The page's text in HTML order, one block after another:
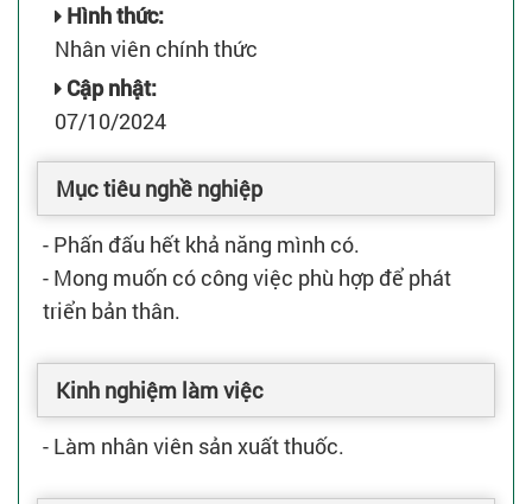
Hình thức:
Nhân viên chính thức
Cập nhật:
07/10/2024
Mục tiêu nghề nghiệp
- Phấn đấu hết khả năng mình có.
- Mong muốn có công việc phù hợp để phát
triển bản thân.
Kinh nghiệm làm việc
- Làm nhân viên sản xuất thuốc.